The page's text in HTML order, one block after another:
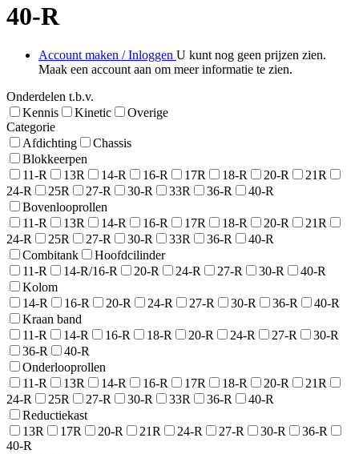
40-R
Account maken / Inloggen U kunt nog geen prijzen zien.
Maak een account aan om meer informatie te zien.
Onderdelen t.b.v.
Kennis
Kinetic
Overige
Categorie
Afdichting
Chassis
Blokkeerpen
11-R
13R 14-R 16-R 17R 18-R 20-R
21R
24-R
25R 27-R 30-R 33R 36-R
40-R
Bovenlooprollen
11-R
13R 14-R 16-R 17R 18-R 20-R
21R
24-R
25R 27-R 30-R 33R 36-R
40-R
Combitank
Hoofdcilinder
11-R
14-R/16-R 20-R 24-R 27-R 30-R
40-R
Kolom
14-R
16-R 20-R 24-R 27-R 30-R 36-R
40-R
Kraan band
11-R
14-R 16-R 18-R 20-R 24-R 27-R
30-R
36-R
40-R
Onderlooprollen
11-R
13R 14-R 16-R 17R 18-R 20-R
21R
24-R
25R 27-R 30-R 33R 36-R
40-R
Reductiekast
13R
17R 20-R 21R 24-R 27-R 30-R
36-R
40-R